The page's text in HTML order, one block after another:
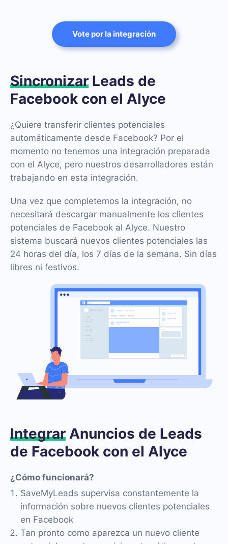
Vote por la integración
Sincronizar Leads de
Facebook con el Alyce
¿Quiere transferir clientes potenciales
automáticamente desde Facebook? Por el
momento no tenemos una integración preparada
con el Alyce, pero nuestros desarrolladores están
trabajando en esta integración.
Una vez que completemos la integración, no
necesitará descargar manualmente los clientes
potenciales de Facebook al Alyce. Nuestro
sistema buscará nuevos clientes potenciales las
24 horas del día, los 7 días de la semana. Sin días
libres ni festivos.
Integrar Anuncios de Leads
de Facebook con el Alyce
¿Cómo funcionará?
SaveMyLeads supervisa constantemente la
información sobre nuevos clientes potenciales
en Facebook
Tan pronto como aparezca un nuevo cliente